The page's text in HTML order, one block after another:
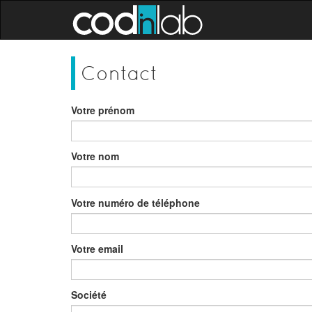
Contact
Votre prénom
Votre nom
Votre numéro de téléphone
Votre email
Société